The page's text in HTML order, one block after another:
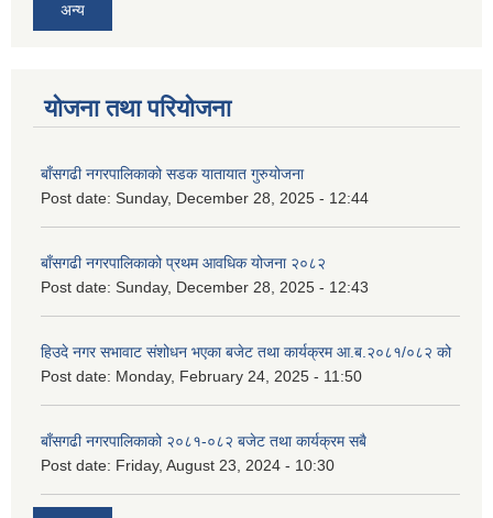
अन्य
योजना तथा परियोजना
बाँसगढी नगरपालिकाको सडक यातायात गुरुयोजना
Post date: Sunday, December 28, 2025 - 12:44
बाँसगढी नगरपालिकाको प्रथम आवधिक योजना २०८२
Post date: Sunday, December 28, 2025 - 12:43
हिउदे नगर सभावाट संशोधन भएका बजेट तथा कार्यक्रम आ.ब.२०८१/०८२ को
Post date: Monday, February 24, 2025 - 11:50
बाँसगढी नगरपालिकाको २०८१-०८२ बजेट तथा कार्यक्रम सबै
Post date: Friday, August 23, 2024 - 10:30